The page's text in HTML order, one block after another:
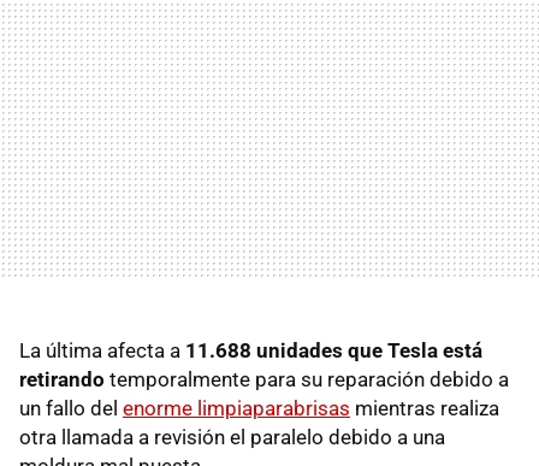
La última afecta a 11.688 unidades que Tesla está
retirando temporalmente para su reparación debido a
un fallo del enorme limpiaparabrisas mientras realiza
otra llamada a revisión el paralelo debido a una